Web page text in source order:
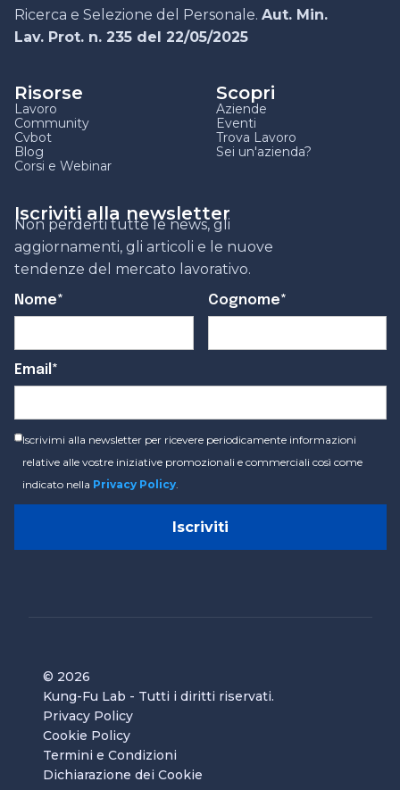
Ricerca e Selezione del Personale. Aut. Min.
Lav. Prot. n. 235 del 22/05/2025
Risorse
Lavoro
Community
Cvbot
Blog
Corsi e Webinar
Scopri
Aziende
Eventi
Trova Lavoro
Sei un'azienda?
Iscriviti alla newsletter
Non perderti tutte le news, gli
aggiornamenti, gli articoli e le nuove
tendenze del mercato lavorativo.
Nome* Cognome*
Email*
Iscrivimi alla newsletter per ricevere periodicamente informazioni
relative alle vostre iniziative promozionali e commerciali così come
indicato nella Privacy Policy.
© 2026
Kung-Fu Lab - Tutti i diritti riservati.
Privacy Policy
Cookie Policy
Termini e Condizioni
Dichiarazione dei Cookie